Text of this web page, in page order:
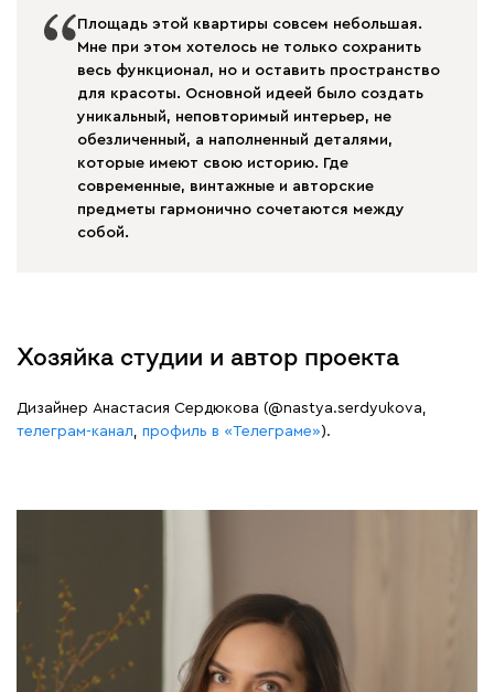
Площадь этой квартиры совсем небольшая.
Мне при этом хотелось не только сохранить
весь функционал, но и оставить пространство
для красоты. Основной идеей было создать
уникальный, неповторимый интерьер, не
обезличенный, а наполненный деталями,
которые имеют свою историю. Где
современные, винтажные и авторские
предметы гармонично сочетаются между
собой.
Хозяйка студии и автор проекта
Дизайнер Анастасия Сердюкова (@nastya.serdyukova,
телеграм-канал, профиль в «Телеграме»).